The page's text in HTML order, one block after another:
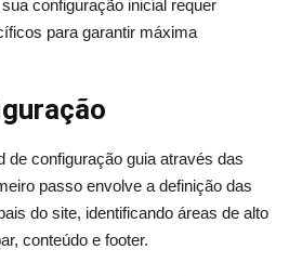
configuração inicial requer
para garantir máxima
de configuração guia através das
passo envolve a definição das
do site, identificando áreas de alto
conteúdo e footer.